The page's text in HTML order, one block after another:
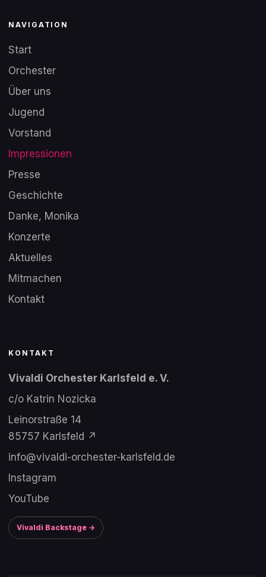
NAVIGATION
Start
Orchester
Über uns
Jugend
Vorstand
Impressionen
Presse
Geschichte
Danke, Monika
Konzerte
Aktuelles
Mitmachen
Kontakt
KONTAKT
Vivaldi Orchester Karlsfeld e. V.
c/o Katrin Nozicka
Leinorstraße 14
85757 Karlsfeld ↗
info@vivaldi-orchester-karlsfeld.de
Instagram
YouTube
Vivaldi Backstage →